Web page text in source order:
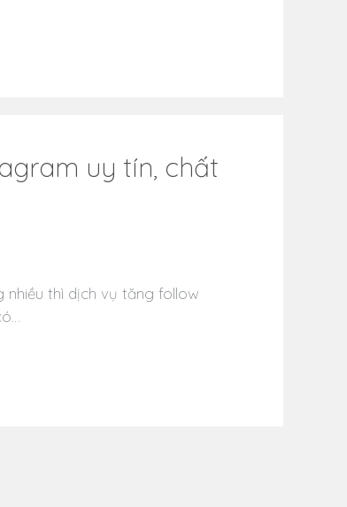
uy tín, chất
nhiều thì dịch vụ tăng follow